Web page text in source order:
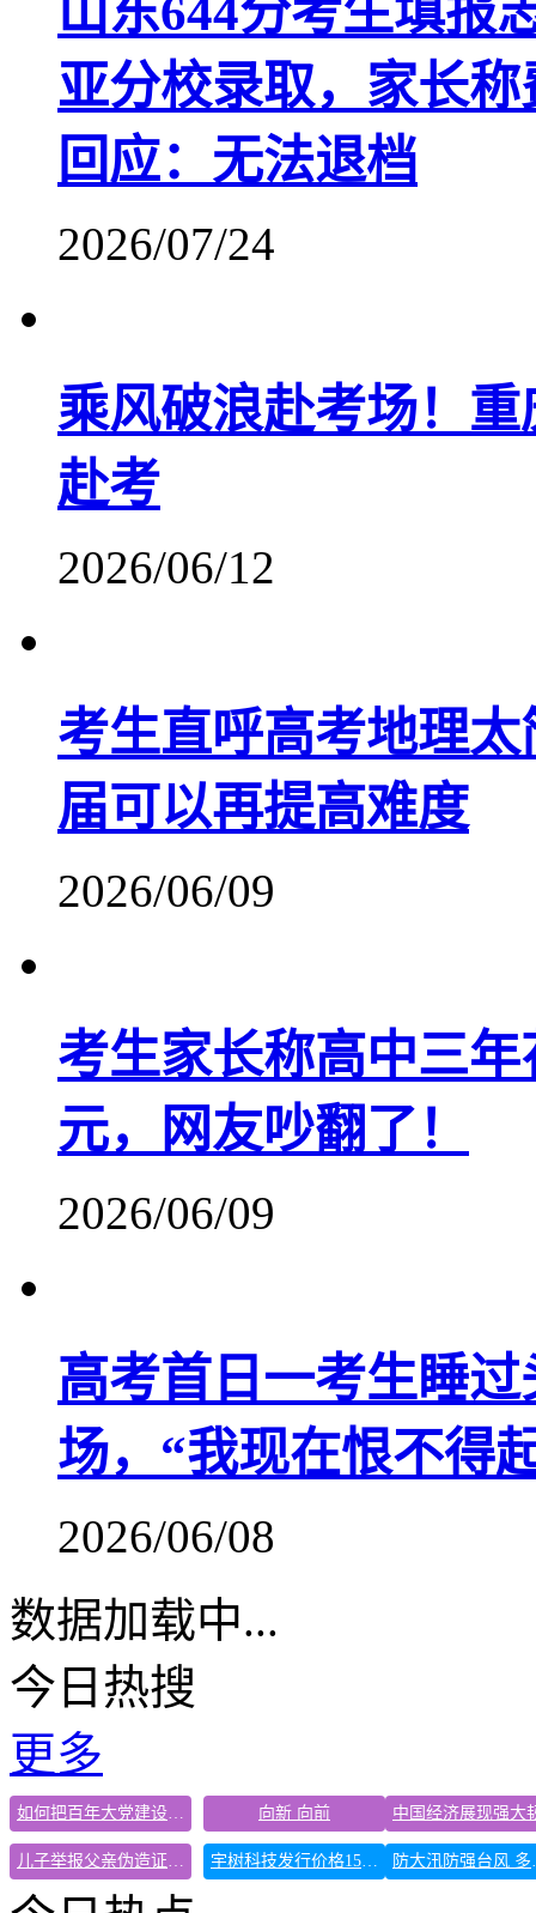
山东644分考生填报
亚分校录取，家长
回应：无法退档
2026/07/24
乘风破浪赴考场！
赴考
2026/06/12
考生直呼高考地理
届可以再提高难度
2026/06/09
考生家长称高中三
元，网友吵翻了！
2026/06/09
高考首日一考生睡
场，“我现在恨不得
2026/06/08
数据加载中...
今日热搜
更多
如何把百年大党建设得更加坚强有力 向新 向前
儿子举报父亲伪造证件为私生子落户 宇树科技发行价格150.80元/股 防大